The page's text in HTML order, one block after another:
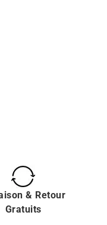
& Retour
Gratuits